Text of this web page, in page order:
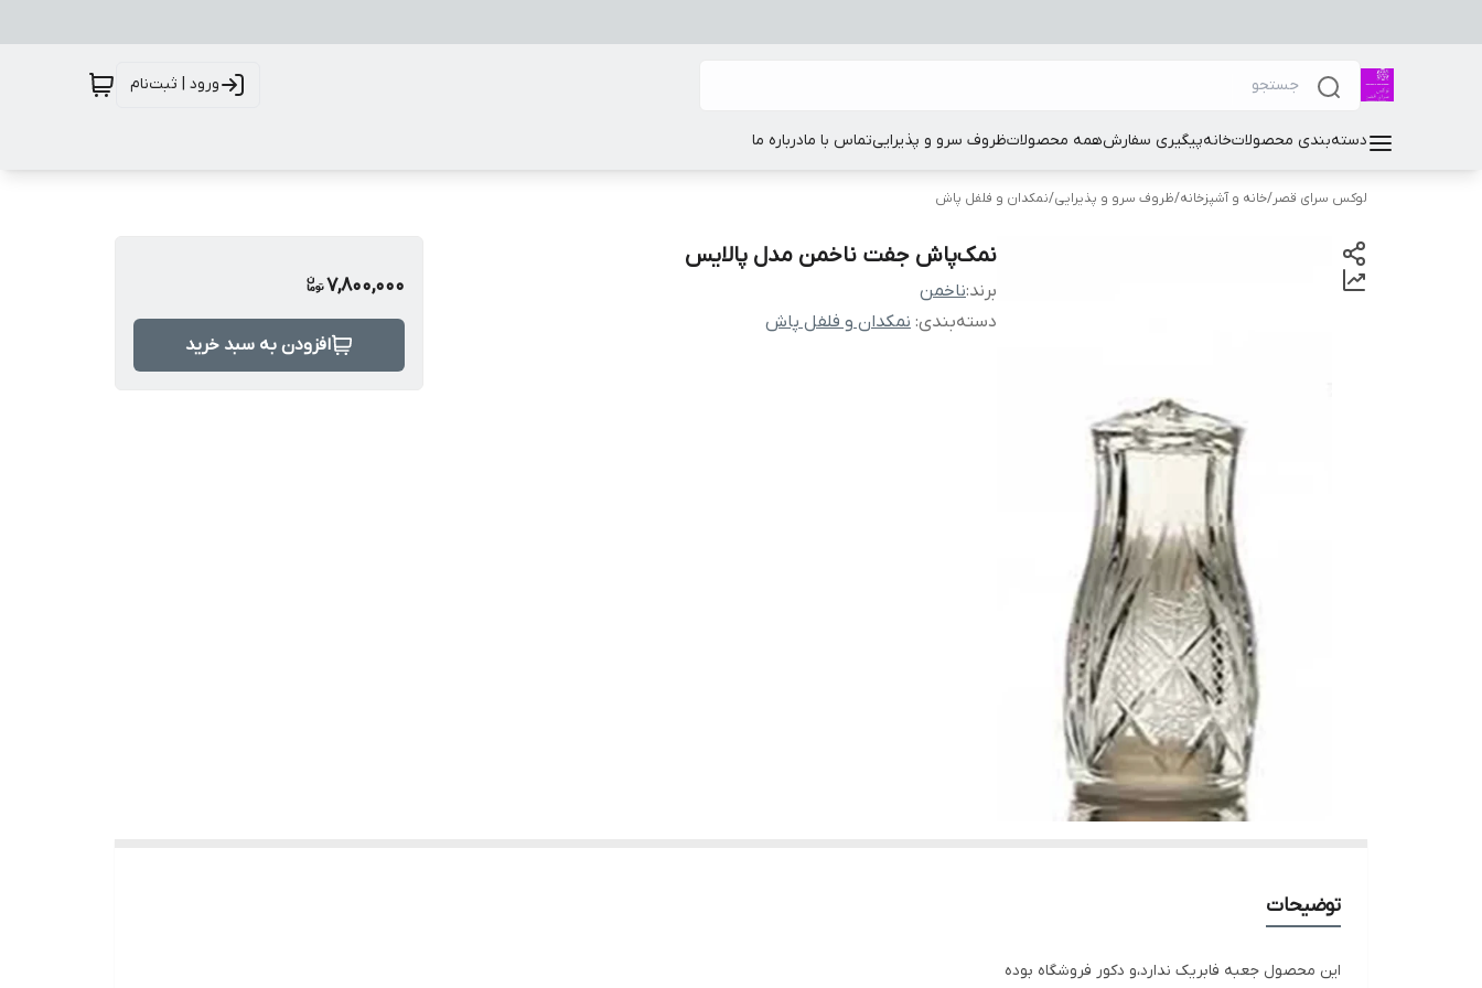
ورود | ثبت‌نام
دسته‌بندی محصولاتخانهپیگیری سفارشهمه محصولاتظروف سرو و پذیراییتماس با مادرباره ما
لوکس سرای قصر/خانه و آشپزخانه/ظروف سرو و پذیرایی/نمکدان و فلفل پاش
نمک‌پاش جفت ناخمن مدل پالایس
برند:ناخمن
دسته‌بندی: نمکدان و فلفل پاش
7,800,000
افزودن به سبد خرید
توضیحات
این محصول جعبه فابریک ندارد،و دکور فروشگاه بوده